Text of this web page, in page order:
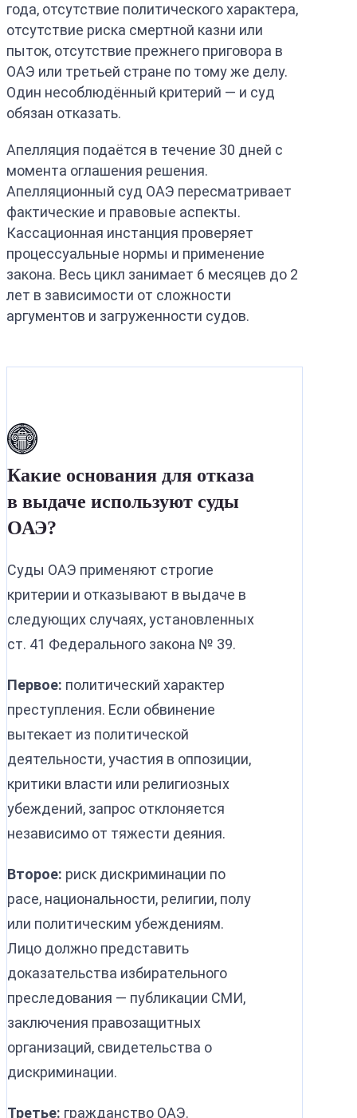
года, отсутствие политического характера,
отсутствие риска смертной казни или
пыток, отсутствие прежнего приговора в
ОАЭ или третьей стране по тому же делу.
Один несоблюдённый критерий — и суд
обязан отказать.
Апелляция подаётся в течение 30 дней с
момента оглашения решения.
Апелляционный суд ОАЭ пересматривает
фактические и правовые аспекты.
Кассационная инстанция проверяет
процессуальные нормы и применение
закона. Весь цикл занимает 6 месяцев до 2
лет в зависимости от сложности
аргументов и загруженности судов.
Какие основания для отказа
в выдаче используют суды
ОАЭ?
Суды ОАЭ применяют строгие
критерии и отказывают в выдаче в
следующих случаях, установленных
ст. 41 Федерального закона № 39.
Первое: политический характер
преступления. Если обвинение
вытекает из политической
деятельности, участия в оппозиции,
критики власти или религиозных
убеждений, запрос отклоняется
независимо от тяжести деяния.
Второе: риск дискриминации по
расе, национальности, религии, полу
или политическим убеждениям.
Лицо должно представить
доказательства избирательного
преследования — публикации СМИ,
заключения правозащитных
организаций, свидетельства о
дискриминации.
Третье: гражданство ОАЭ.